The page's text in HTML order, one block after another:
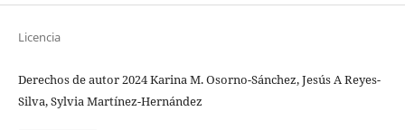
Licencia
Derechos de autor 2024 Karina M. Osorno-Sánchez, Jesús A Reyes-
Silva, Sylvia Martínez-Hernández